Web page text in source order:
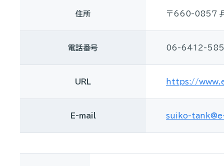
住所 〒660-0857 兵
電話番号 06-6412-
URL https://
E-mail suiko-